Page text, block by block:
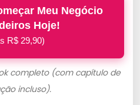
Meu Negócio
Hoje!
R$ 29,90)
completo (com capítulo de
incluso).